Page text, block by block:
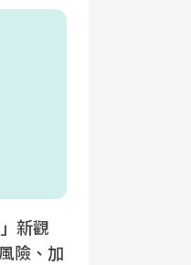
新觀
險、加